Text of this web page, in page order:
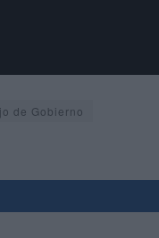
de Gobierno